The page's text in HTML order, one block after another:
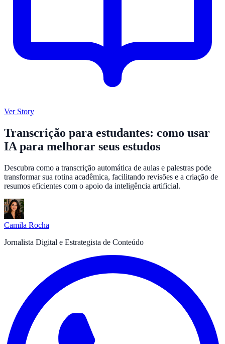
Ver Story
Transcrição para estudantes: como usar
IA para melhorar seus estudos
Descubra como a transcrição automática de aulas e palestras pode
transformar sua rotina acadêmica, facilitando revisões e a criação de
resumos eficientes com o apoio da inteligência artificial.
Camila Rocha
Jornalista Digital e Estrategista de Conteúdo